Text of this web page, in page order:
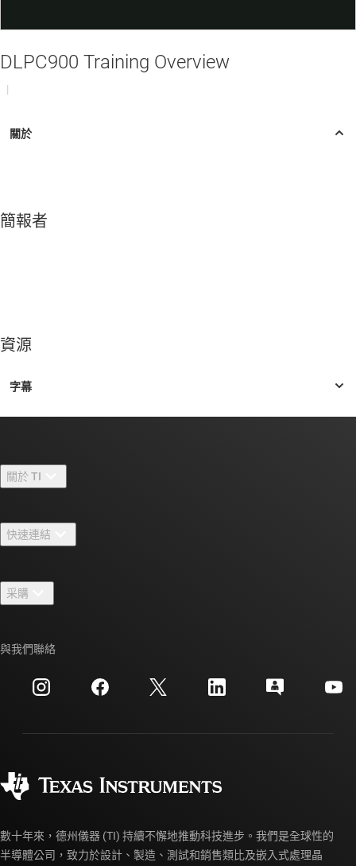
Video
DLPC900 Training Overview
|
簡報者
資源
關於 TI
人才招募
新聞室
活動
投資人關系
快速連結
TI E2E™ 設計支援論壇
交互參考搜索
客戶支援中心
myTI 帳戶常見問題解答
采購
訂購 FAQ
與我們聯絡
數十年來，德州儀器 (TI) 持續不懈地推動科技進步。我們是全球性的
半導體公司，致力於設計、製造、測試和銷售類比及嵌入式處理晶